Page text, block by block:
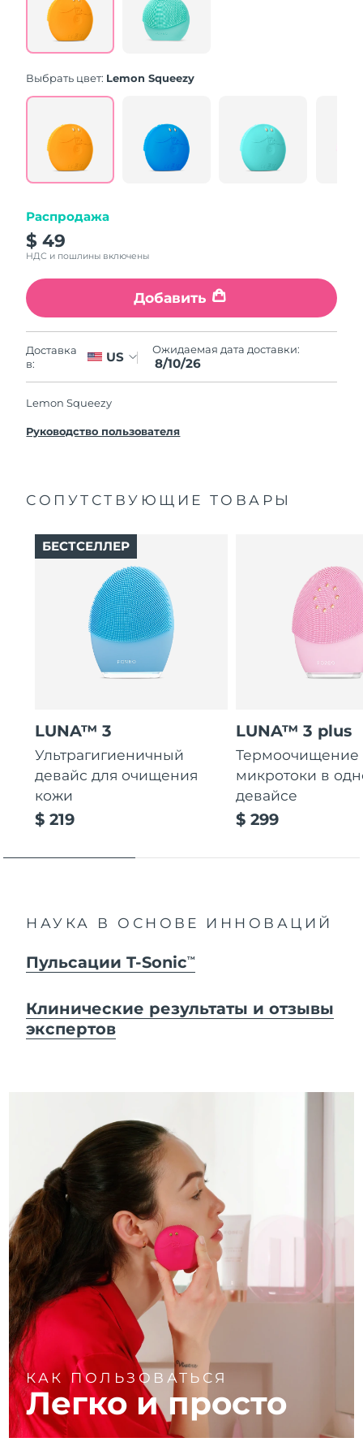
Same
page
link.
Выбрать цвет: Lemon Squeezy
Распродажа
$ 49
НДС и пошлины включены
Добавить
Доставка
в:
US Ожидаемая дата доставки:
8/10/26
Lemon Squeezy
Руководство пользователя
СОПУТСТВУЮЩИЕ ТОВАРЫ
LUNA™ 3
Ультрагигиеничный
девайс для очищения
кожи
$ 219
БЕСТСЕЛЛЕР
LUNA™ 3 plus
Термоочищение
микротоки в
девайсе
$ 299
НАУКА В ОСНОВЕ ИННОВАЦИЙ
Пульсации T-SonicTM
Клинические результаты и отзывы
экспертов
КАК ПОЛЬЗОВАТЬСЯ
Легко и просто